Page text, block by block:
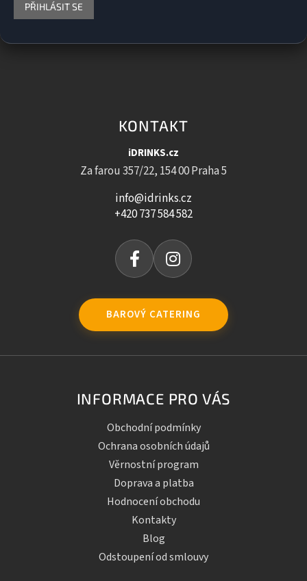
PŘIHLÁSIT SE
KONTAKT
iDRINKS.cz
Za farou 357/22, 154 00 Praha 5
info@idrinks.cz
+420 737 584 582
BAROVÝ CATERING
INFORMACE PRO VÁS
Obchodní podmínky
Ochrana osobních údajů
Věrnostní program
Doprava a platba
Hodnocení obchodu
Kontakty
Blog
Odstoupení od smlouvy